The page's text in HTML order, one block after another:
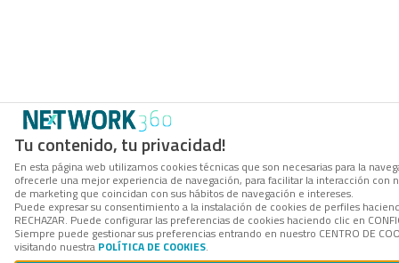
Tu contenido, tu privacidad!
En esta página web utilizamos cookies técnicas que son necesarias para la
ofrecerle una mejor experiencia de navegación, para facilitar la interacción
de marketing que coincidan con sus hábitos de navegación e intereses.
Puede expresar su consentimiento a la instalación de cookies de perfiles
RECHAZAR. Puede configurar las preferencias de cookies haciendo clic en
Siempre puede gestionar sus preferencias entrando en nuestro CENTRO DE
visitando nuestra POLÍTICA DE COOKIES.